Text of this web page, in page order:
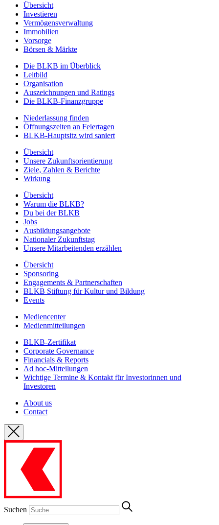
Übersicht
Investieren
Vermögensverwaltung
Immobilien
Vorsorge
Börsen & Märkte
Die BLKB im Überblick
Leitbild
Organisation
Auszeichnungen und Ratings
Die BLKB-Finanzgruppe
Niederlassung finden
Öffnungszeiten an Feiertagen
BLKB-Hauptsitz wird saniert
Übersicht
Unsere Zukunftsorientierung
Ziele, Zahlen & Berichte
Wirkung
Übersicht
Warum die BLKB?
Du bei der BLKB
Jobs
Ausbildungsangebote
Nationaler Zukunftstag
Unsere Mitarbeitenden erzählen
Übersicht
Sponsoring
Engagements & Partnerschaften
BLKB Stiftung für Kultur und Bildung
Events
Mediencenter
Medienmitteilungen
BLKB-Zertifikat
Corporate Governance
Financials & Reports
Ad hoc-Mitteilungen
Wichtige Termine & Kontakt für Investorinnen und
Investoren
About us
Contact
Suchen